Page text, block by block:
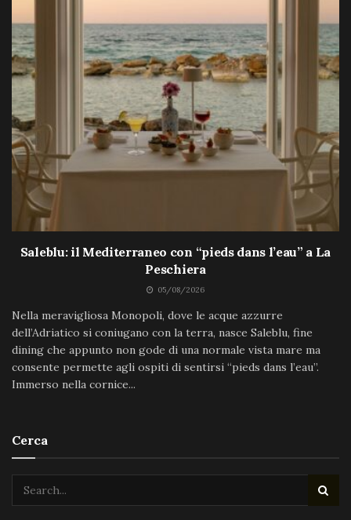
Saleblu: il Mediterraneo con “pieds dans l’eau” a La
Peschiera
05/08/2026
Nella meravigliosa Monopoli, dove le acque azzurre
dell’Adriatico si coniugano con la terra, nasce Saleblu, fine
dining che appunto non gode di una normale vista mare ma
consente permette agli ospiti di sentirsi “pieds dans l’eau”.
Immerso nella cornice...
Cerca